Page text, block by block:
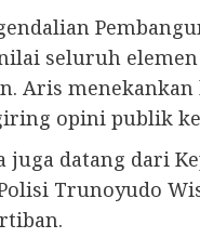
seluruh
Aris
opini publik
juga datang dari
Trunoyudo